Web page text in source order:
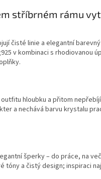
stříbrném rámu
čisté linie a elegantní
v kombinaci s rhodiovanou
hloubku a přitom
a nechává barvu krystalu
šperky – do práce, na
tóny a čistý design; inspiraci